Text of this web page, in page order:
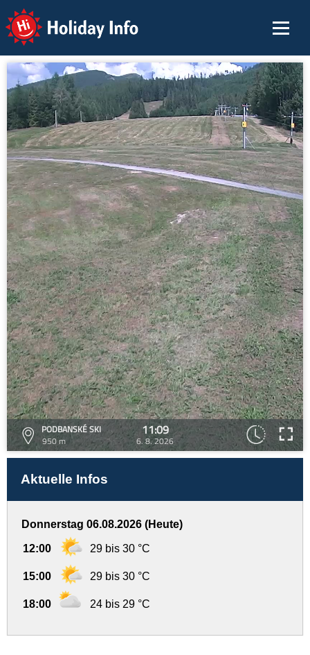
Holiday Info
PODBANSKÉ SKI
950 m
11:09
6. 8. 2026
Aktuelle Infos
Donnerstag 06.08.2026 (Heute)
12:00 29 bis 30 °C
15:00 29 bis 30 °C
18:00 24 bis 29 °C